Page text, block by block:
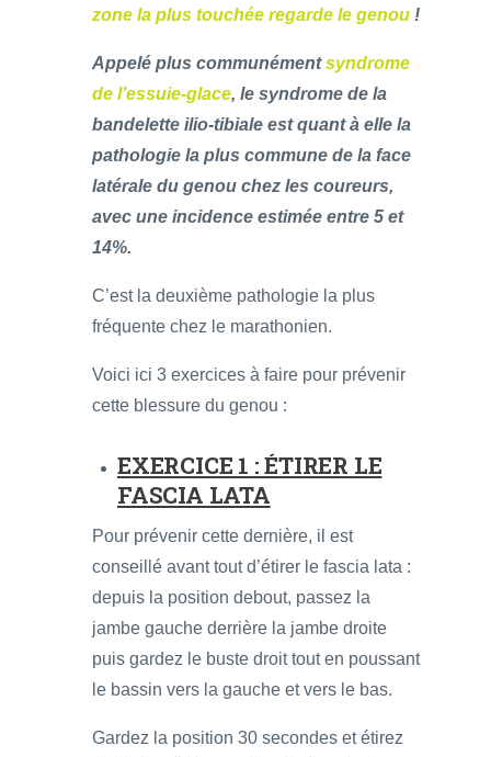
zone la plus touchée regarde le genou !
Appelé plus communémentsyndrome
de l’essuie-glace, le syndrome de la
bandelette ilio-tibiale est quant à elle la
pathologie la plus commune de la face
latérale du genou chez les coureurs,
avec une incidence estimée entre 5 et
14%.
C’est la deuxième pathologie la plus
fréquente chez le marathonien.
Voici ici 3 exercices à faire pour prévenir
cette blessure du genou :
EXERCICE 1 : ÉTIRER LE
FASCIA LATA
Pour prévenir cette dernière, il est
conseillé avant tout d’étirer le fascia lata :
depuis la position debout, passez la
jambe gauche derrière la jambe droite
puis gardez le buste droit tout en poussant
le bassin vers la gauche et vers le bas.
Gardez la position 30 secondes et étirez